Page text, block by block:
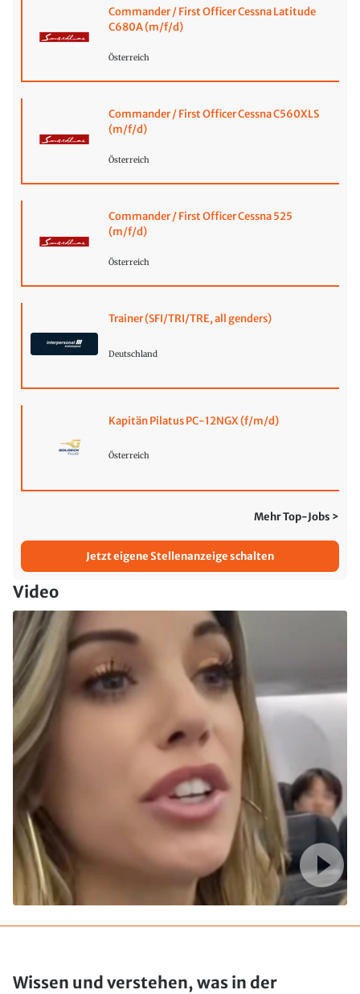
Commander / First Officer Cessna Latitude
C680A (m/f/d)
Österreich
Commander / First Officer Cessna C560XLS
(m/f/d)
Österreich
Commander / First Officer Cessna 525
(m/f/d)
Österreich
Trainer (SFI/TRI/TRE, all genders)
Deutschland
Kapitän Pilatus PC-12NGX (f/m/d)
Österreich
Mehr Top-Jobs >
Jetzt eigene Stellenanzeige schalten
Video
Wissen und verstehen, was in der